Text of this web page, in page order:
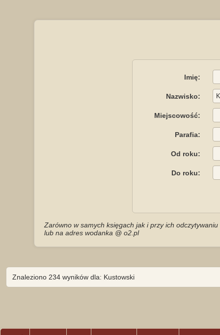
Imię:
Nazwisko:
Miejscowość:
Parafia:
Od roku:
Do roku:
Zarówno w samych księgach jak i przy ich
lub na adres wodanka @ o2.pl
Znaleziono 234 wyników dla: Kustowski